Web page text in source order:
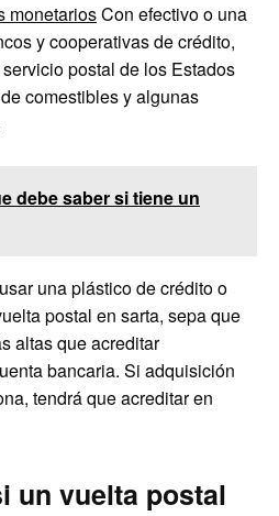
monetariosCon efectivo o una
y cooperativas de crédito,
postal de los Estados
comestibles y algunas
debe saber si tiene un
una plástico de crédito o
postal en sarta, sepa que
altas que acreditar
bancaria. Si adquisición
tendrá que acreditar en
un vuelta postal